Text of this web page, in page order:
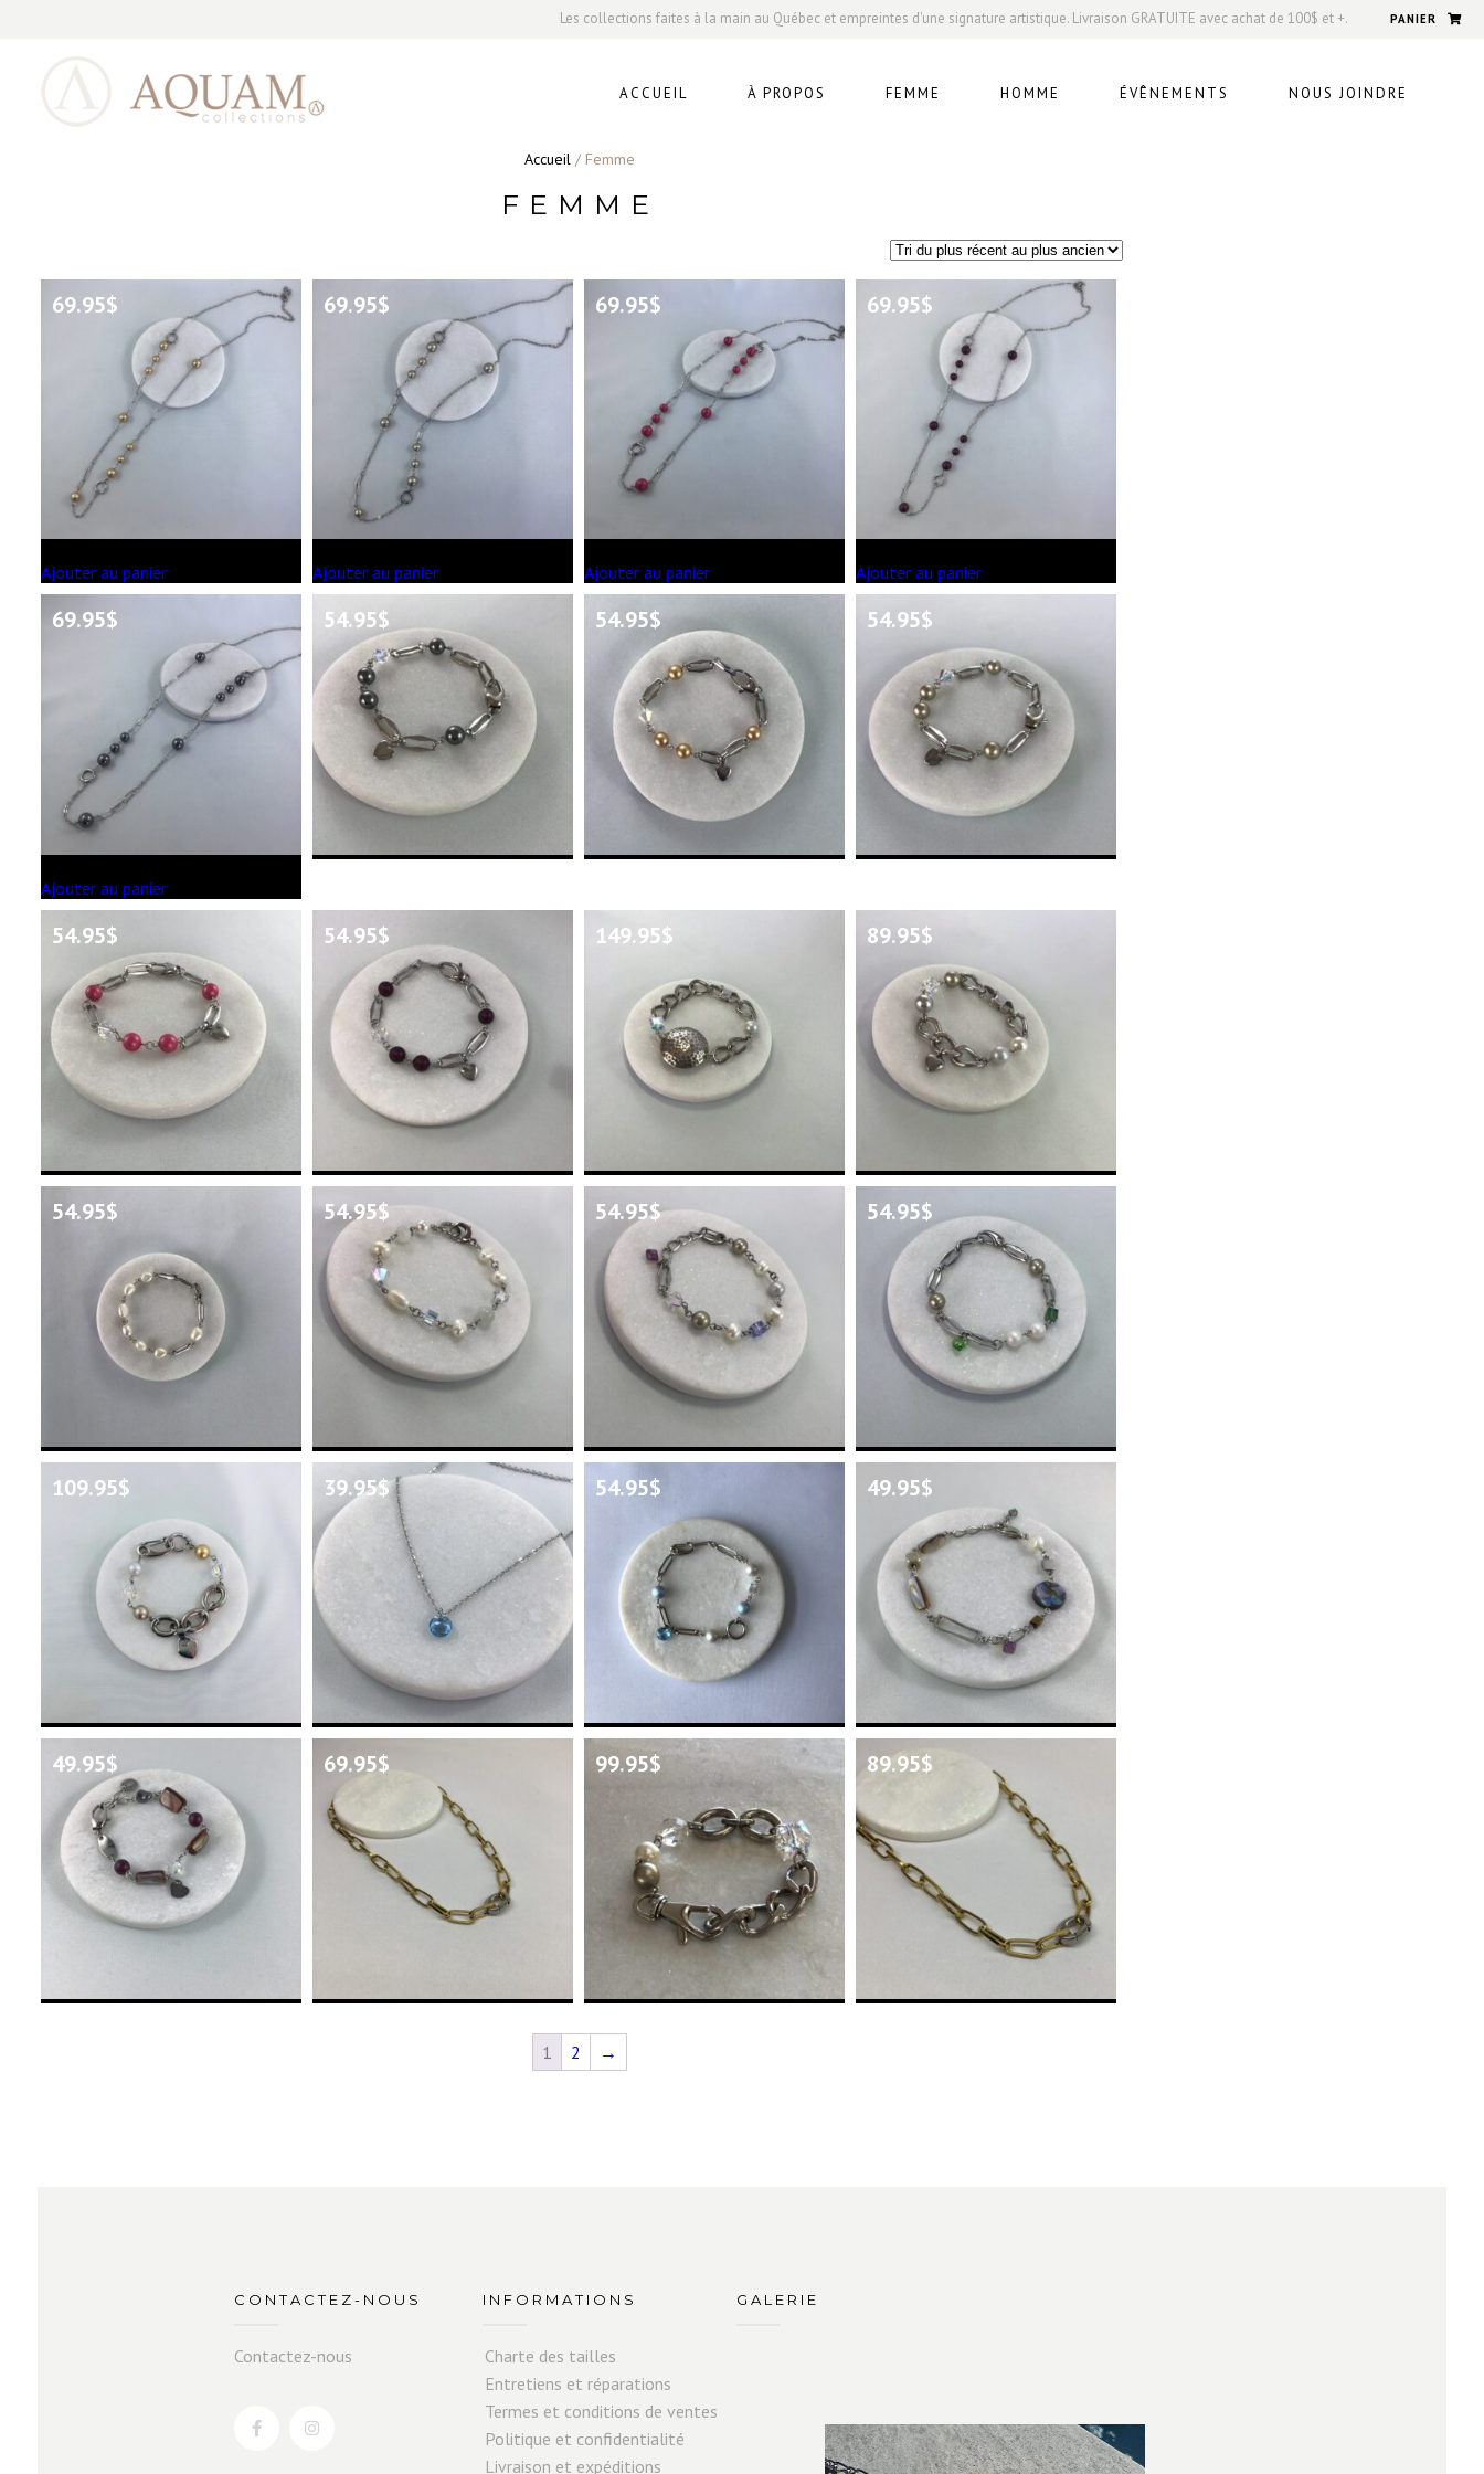
Les collections faites à la main au Québec et empreintes d'une signature artistique. Livraison GRATUITE avec achat de 100$ et +. PANIER
ACCUEIL À PROPOS FEMME HOMME ÉVÊNEMENTS NOUS JOINDRE
Accueil / Femme
FEMME
69.95$
Ajouter au panier
69.95$
Ajouter au panier
69.95$
Ajouter au panier
69.95$
Ajouter au panier
69.95$
Ajouter au panier
54.95$ 54.95$ 54.95$
54.95$ 54.95$ 149.95$ 89.95$
54.95$ 54.95$ 54.95$ 54.95$
109.95$ 39.95$ 54.95$ 49.95$
49.95$ 69.95$ 99.95$ 89.95$
1 2 →
CONTACTEZ-NOUS
Contactez-nous
INFORMATIONS
Charte des tailles
Entretiens et réparations
Termes et conditions de ventes
Politique et confidentialité
Livraison et expéditions
GALERIE